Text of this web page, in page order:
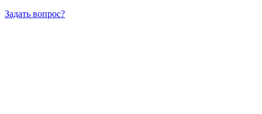
Задать вопрос?